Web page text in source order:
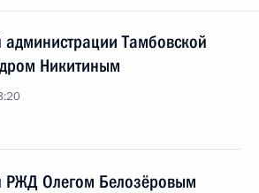
администрации Тамбовской
Никитиным
РЖД Олегом Белозёровым